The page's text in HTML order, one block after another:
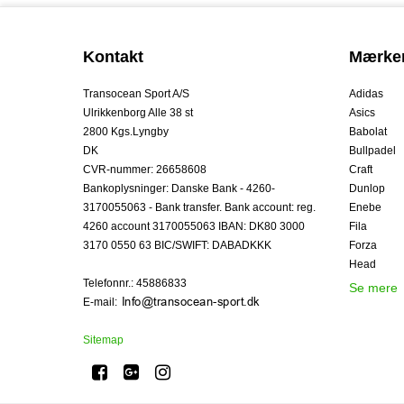
Kontakt
Transocean Sport A/S
Ulrikkenborg Alle 38 st
2800 Kgs.Lyngby
DK
CVR-nummer: 26658608
Bankoplysninger: Danske Bank - 4260-
3170055063 - Bank transfer. Bank account: reg.
4260 account 3170055063 IBAN: DK80 3000
3170 0550 63 BIC/SWIFT: DABADKKK
Telefonnr.: 45886833
E-mail:
Sitemap
Adidas
Asics
Babolat
Bullpadel
Craft
Dunlop
Enebe
Fila
Forza
Head
Se mere